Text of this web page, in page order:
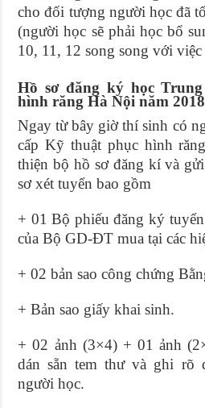
cho đối tượng người học đã
(người học sẽ phải học bổ
10, 11, 12 song song với
Hồ sơ đăng ký học
hình răng Hà Nội năm 2018
Ngay từ bây giờ thí sinh có
cấp Kỹ thuật phục hình
thiện bộ hồ sơ đăng kí và
sơ xét tuyển bao gồm
+ 01 Bộ phiếu đăng ký
của Bộ GD-ĐT mua tại các
+ 02 bản sao công chứng
+ Bản sao giấy khai sinh.
+ 02 ảnh (3×4) + 01 ảnh
dán sẵn tem thư và ghi rõ
người học.